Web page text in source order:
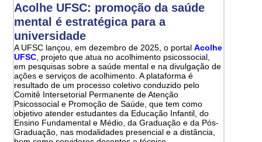
Acolhe UFSC: promoção da saúde
mental é estratégica para a
universidade
A UFSC lançou, em dezembro de 2025, o portalAcolhe
UFSC , projeto que atua no acolhimento psicossocial,
em pesquisas sobre a saúde mental e na divulgação de
ações e serviços de acolhimento. A plataforma é
resultado de um processo coletivo conduzido pelo
Comitê Intersetorial Permanente de Atenção
Psicossocial e Promoção de Saúde, que tem como
objetivo atender estudantes da Educação Infantil, do
Ensino Fundamental e Médio, da Graduação e da Pós-
Graduação, nas modalidades presencial e a distância,